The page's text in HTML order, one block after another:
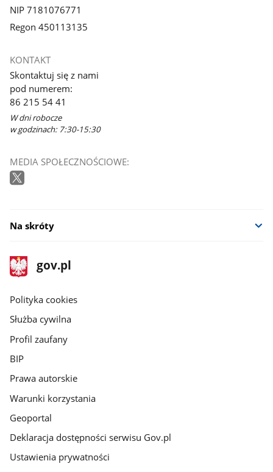
NIP 7181076771
Regon 450113135
KONTAKT
Skontaktuj się z nami
pod numerem:
86 215 54 41
W dni robocze
w godzinach: 7:30-15:30
MEDIA SPOŁECZNOŚCIOWE:
Na skróty
stopka
gov.pl
Strona
gov.pl
gov.pl
Polityka cookies
Służba cywilna
Profil zaufany
BIP
Prawa autorskie
Warunki korzystania
Geoportal
Deklaracja dostępności serwisu Gov.pl
Ustawienia prywatności